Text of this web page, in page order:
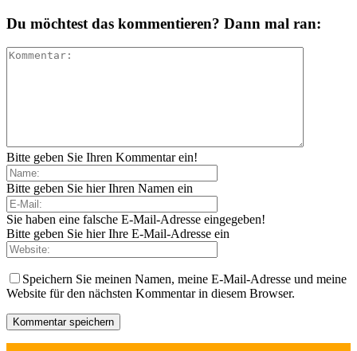
Du möchtest das kommentieren? Dann mal ran:
Bitte geben Sie Ihren Kommentar ein!
Bitte geben Sie hier Ihren Namen ein
Sie haben eine falsche E-Mail-Adresse eingegeben!
Bitte geben Sie hier Ihre E-Mail-Adresse ein
Speichern Sie meinen Namen, meine E-Mail-Adresse und meine
Website für den nächsten Kommentar in diesem Browser.